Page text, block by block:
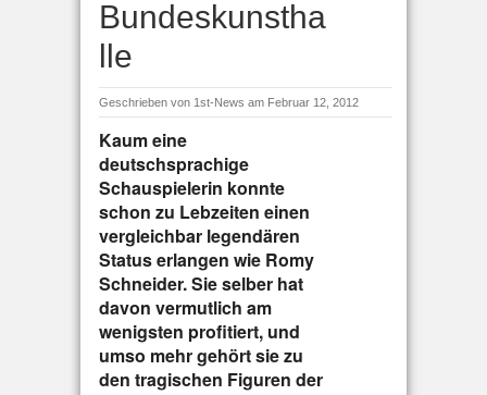
Bundeskunstha
lle
Geschrieben von 1st-News am Februar 12, 2012
Kaum eine
deutschsprachige
Schauspielerin konnte
schon zu Lebzeiten einen
vergleichbar legendären
Status erlangen wie Romy
Schneider. Sie selber hat
davon vermutlich am
wenigsten profitiert, und
umso mehr gehört sie zu
den tragischen Figuren der